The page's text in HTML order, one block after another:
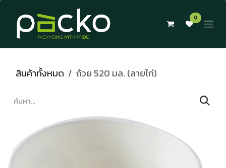
Skip to Content
0
สินค้าทั้งหมด ถ้วย 520 มล. (ลายไก่)